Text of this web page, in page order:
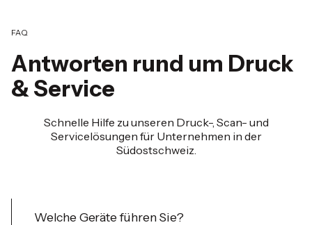
FAQ
Antworten rund um Druck
&Service
Schnelle Hilfe zu unseren Druck-, Scan- und
Servicelösungen für Unternehmen in der
Südostschweiz.
Welche Geräte führen Sie?